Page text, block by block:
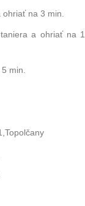
ohriať na 3 min.
a ohriať na 1
min.